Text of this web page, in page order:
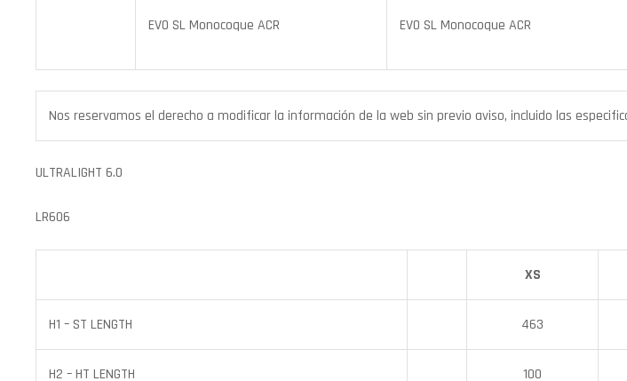
EVO SL Monocoque ACR EVO SL Monocoque ACR
Nos reservamos el derecho a modificar la información de la web sin previo aviso, incluido las
ULTRALIGHT 6.0
LR606
XS
H1 – ST LENGTH 463
H2 – HT LENGTH 100